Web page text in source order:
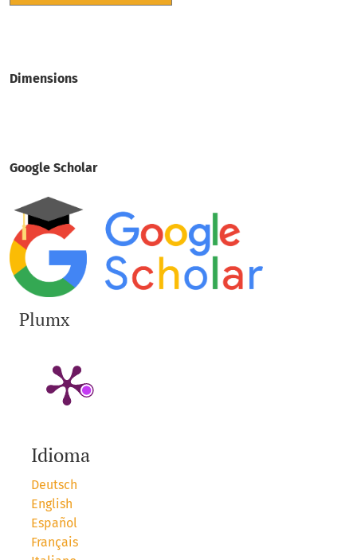
Dimensions
Google Scholar
Plumx
Idioma
Deutsch
English
Español
Français